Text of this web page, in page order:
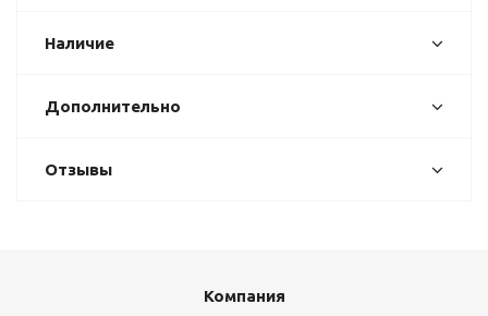
Наличие
Дополнительно
Отзывы
Компания